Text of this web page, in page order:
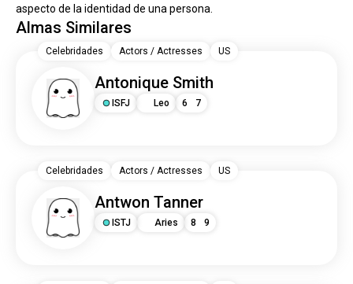
aspecto de la identidad de una persona.
Almas Similares
Antonique Smith
ISFJ Leo 6 7
Celebridades Actors / Actresses US
Antwon Tanner
ISTJ Aries 8 9
Celebridades Actors / Actresses US